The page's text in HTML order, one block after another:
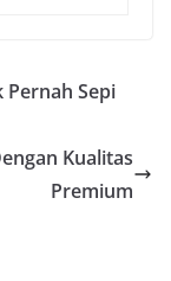
Pernah Sepi
Kualitas
Premium